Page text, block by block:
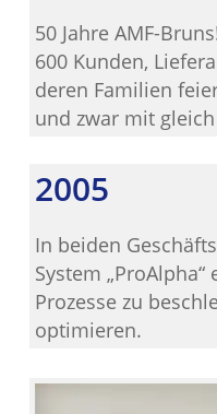
50 Jahre AMF-
600 Kunden,
deren Familien
und zwar mit
2005
In beiden
System
Prozesse zu
optimieren.